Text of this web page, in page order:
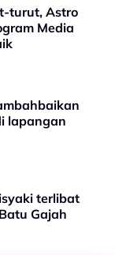
turut, Astro
Media
lapangan
terlibat
Gajah